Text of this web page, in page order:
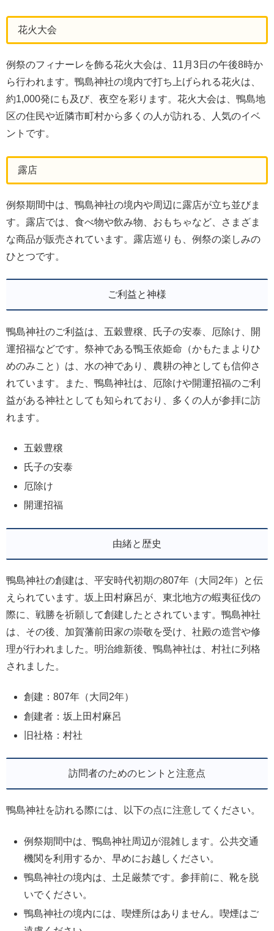
花火大会
例祭のフィナーレを飾る花火大会は、11月3日の午後8時か
ら行われます。鴨島神社の境内で打ち上げられる花火は、
約1,000発にも及び、夜空を彩ります。花火大会は、鴨島地
区の住民や近隣市町村から多くの人が訪れる、人気のイベ
ントです。
露店
例祭期間中は、鴨島神社の境内や周辺に露店が立ち並びま
す。露店では、食べ物や飲み物、おもちゃなど、さまざま
な商品が販売されています。露店巡りも、例祭の楽しみの
ひとつです。
ご利益と神様
鴨島神社のご利益は、五穀豊穣、氏子の安泰、厄除け、開
運招福などです。祭神である鴨玉依姫命（かもたまよりひ
めのみこと）は、水の神であり、農耕の神としても信仰さ
れています。また、鴨島神社は、厄除けや開運招福のご利
益がある神社としても知られており、多くの人が参拝に訪
れます。
五穀豊穣
氏子の安泰
厄除け
開運招福
由緒と歴史
鴨島神社の創建は、平安時代初期の807年（大同2年）と伝
えられています。坂上田村麻呂が、東北地方の蝦夷征伐の
際に、戦勝を祈願して創建したとされています。鴨島神社
は、その後、加賀藩前田家の崇敬を受け、社殿の造営や修
理が行われました。明治維新後、鴨島神社は、村社に列格
されました。
創建：807年（大同2年）
創建者：坂上田村麻呂
旧社格：村社
訪問者のためのヒントと注意点
鴨島神社を訪れる際には、以下の点に注意してください。
例祭期間中は、鴨島神社周辺が混雑します。公共交通
機関を利用するか、早めにお越しください。
鴨島神社の境内は、土足厳禁です。参拝前に、靴を脱
いでください。
鴨島神社の境内には、喫煙所はありません。喫煙はご